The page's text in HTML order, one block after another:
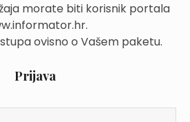
morate biti korisnik portala
ovisno o Vašem paketu.
Prijava